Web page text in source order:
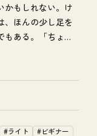
かもしれない。け
、ほんの少し足を
ある。「ちょっ
#ライト
#ビギナー